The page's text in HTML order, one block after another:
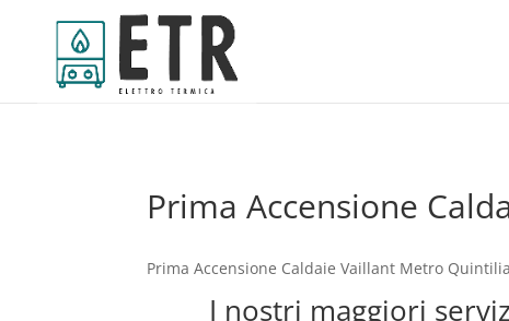
Prima Accensione
Prima Accensione Caldaie Vaillant Metro
I nostri maggiori